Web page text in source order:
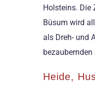
Holsteins. Die
Büsum wird
als Dreh- und
Heide,